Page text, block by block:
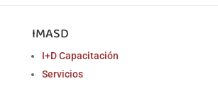
IMASD
I+D Capacitación
Servicios